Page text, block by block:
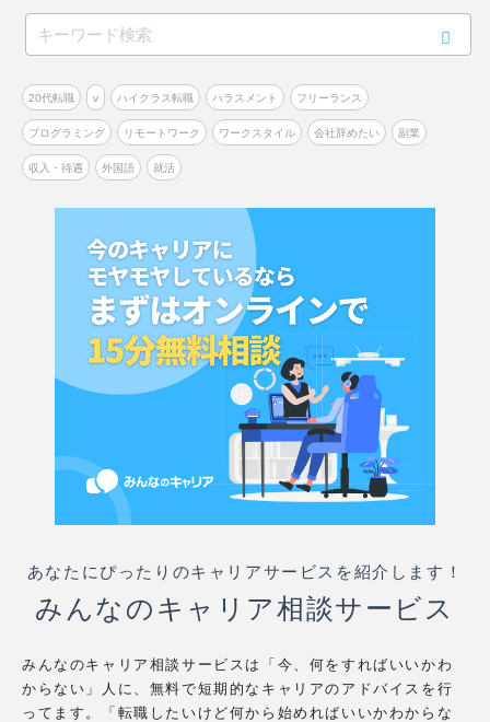
20代転職 v ハイクラス転職 ハラスメント フリーランス
プログラミング リモートワーク ワークスタイル 会社辞めたい 副業
収入・待遇 外国語 就活
あなたにぴったりのキャリアサービスを紹介します！
みんなのキャリア相談サービス
みんなのキャリア相談サービスは「今、何をすればいいかわ
からない」人に、無料で短期的なキャリアのアドバイスを行
ってます。「転職したいけど何から始めればいいかわからな